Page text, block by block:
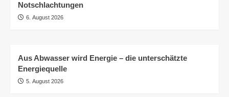
Notschlachtungen
6. August 2026
Aus Abwasser wird Energie – die unterschätzte
Energiequelle
5. August 2026